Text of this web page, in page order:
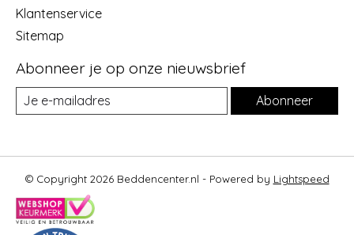
Klantenservice
Sitemap
Abonneer je op onze nieuwsbrief
Abonneer
© Copyright 2026 Beddencenter.nl - Powered by Lightspeed